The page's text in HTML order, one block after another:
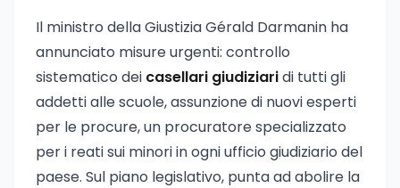
Il ministro della Giustizia Gérald Darmanin ha
annunciato misure urgenti: controllo
sistematico dei casellari giudiziaridi tutti gli
addetti alle scuole, assunzione di nuovi esperti
per le procure, un procuratore specializzato
per i reati sui minori in ogni ufficio giudiziario del
paese. Sul piano legislativo, punta ad abolire la